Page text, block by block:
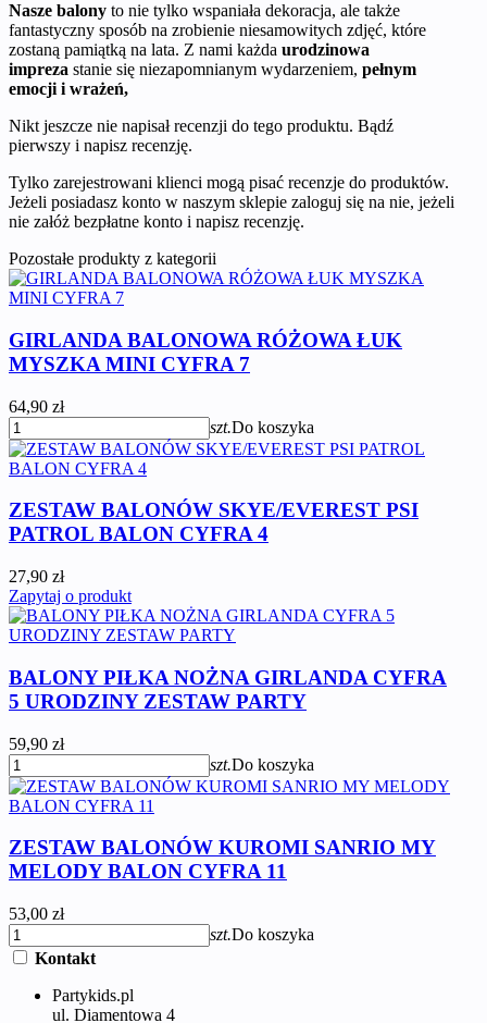
Nasze balony to nie tylko wspaniała dekoracja, ale także
fantastyczny sposób na zrobienie niesamowitych zdjęć, które
zostaną pamiątką na lata. Z nami każda urodzinowa
impreza stanie się niezapomnianym wydarzeniem, pełnym
emocji i wrażeń,
Nikt jeszcze nie napisał recenzji do tego produktu. Bądź
pierwszy i napisz recenzję.
Tylko zarejestrowani klienci mogą pisać recenzje do produktów.
Jeżeli posiadasz konto w naszym sklepie zaloguj się na nie, jeżeli
nie załóż bezpłatne konto i napisz recenzję.
Pozostałe produkty z kategorii
GIRLANDA BALONOWA RÓŻOWA ŁUK
MYSZKA MINI CYFRA 7
64,90 zł
szt.Do koszyka
ZESTAW BALONÓW SKYE/EVEREST PSI
PATROL BALON CYFRA 4
27,90 zł
Zapytaj o produkt
BALONY PIŁKA NOŻNA GIRLANDA CYFRA
5 URODZINY ZESTAW PARTY
59,90 zł
szt.Do koszyka
ZESTAW BALONÓW KUROMI SANRIO MY
MELODY BALON CYFRA 11
53,00 zł
szt.Do koszyka
Kontakt
Partykids.pl
ul. Diamentowa 4